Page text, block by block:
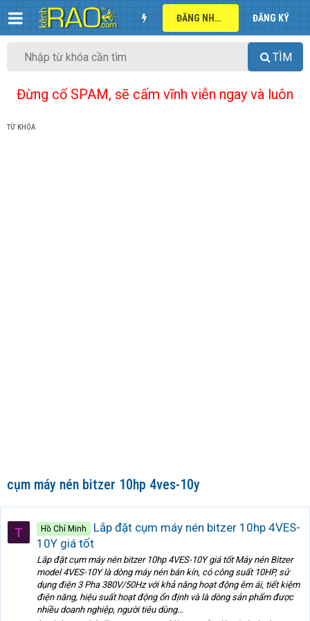
ĐĂNG NHẬP ĐĂNG KÝ
TÌM
Đừng cố SPAM, sẽ cấm vĩnh viễn ngay và luôn
TỪ KHÓA
cụm máy nén bitzer 10hp 4ves-10y
T Hồ Chí Minh
Lắp đặt cụm máy nén bitzer 10hp 4VES-
10Y giá tốt
Lắp đặt cụm máy nén bitzer 10hp 4VES-10Y giá tốt Máy nén Bitzer
model 4VES-10Y là dòng máy nén bán kín, có công suất 10HP, sử
dụng điện 3 Pha 380V/50Hz với khả năng hoạt động êm ái, tiết kiệm
điện năng, hiệu suất hoạt động ổn định và là dòng sản phẩm được
nhiều doanh nghiệp, người tiêu dùng...